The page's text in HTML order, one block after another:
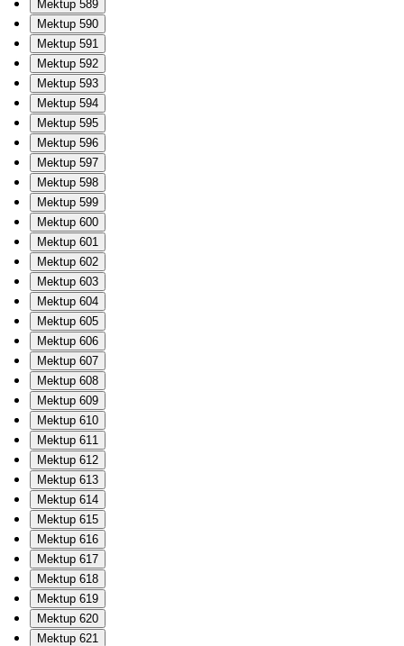
Mektup 589
Mektup 590
Mektup 591
Mektup 592
Mektup 593
Mektup 594
Mektup 595
Mektup 596
Mektup 597
Mektup 598
Mektup 599
Mektup 600
Mektup 601
Mektup 602
Mektup 603
Mektup 604
Mektup 605
Mektup 606
Mektup 607
Mektup 608
Mektup 609
Mektup 610
Mektup 611
Mektup 612
Mektup 613
Mektup 614
Mektup 615
Mektup 616
Mektup 617
Mektup 618
Mektup 619
Mektup 620
Mektup 621